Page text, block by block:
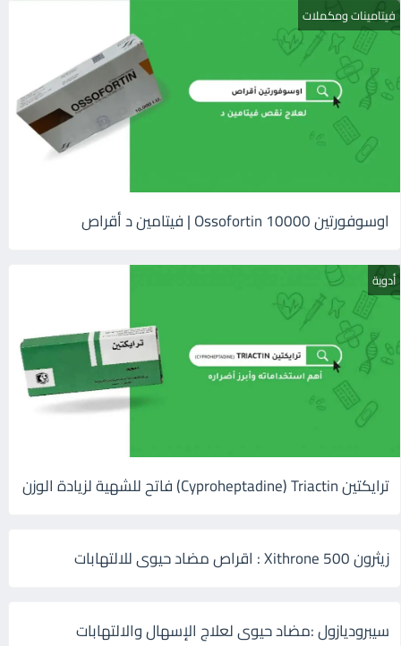
فيتامينات ومكملات
اوسوفورتين 10000 Ossofortin | فيتامين د أقراص
أدوية
ترايكتين Cyproheptadine) Triactin) فاتح للشهية لزيادة الوزن
زيثرون 500 Xithrone : اقراص مضاد حيوى للالتهابات
سيبروديازول :مضاد حيوى لعلاج الإسهال والالتهابات